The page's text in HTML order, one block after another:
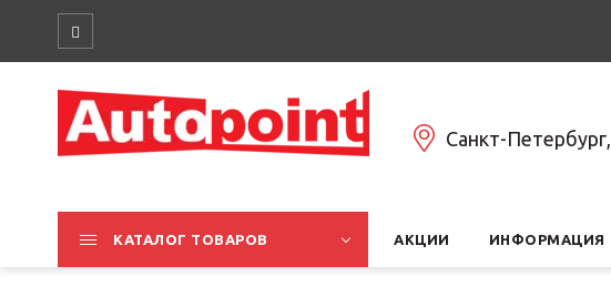
Санкт-Петербург,
КАТАЛОГ ТОВАРОВ АКЦИИ ИНФОРМАЦИЯ